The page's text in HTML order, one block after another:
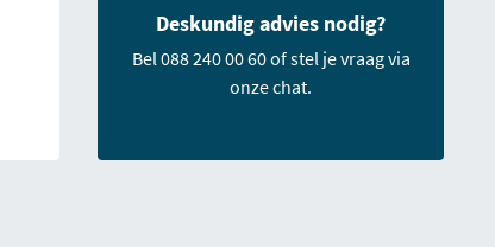
Deskundig advies nodig?
Bel 088 240 00 60 of stel je vraag via
onze chat.